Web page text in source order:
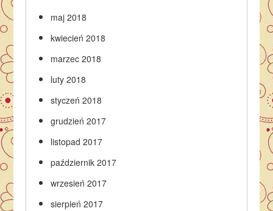
maj 2018
kwiecień 2018
marzec 2018
luty 2018
styczeń 2018
grudzień 2017
listopad 2017
październik 2017
wrzesień 2017
sierpień 2017